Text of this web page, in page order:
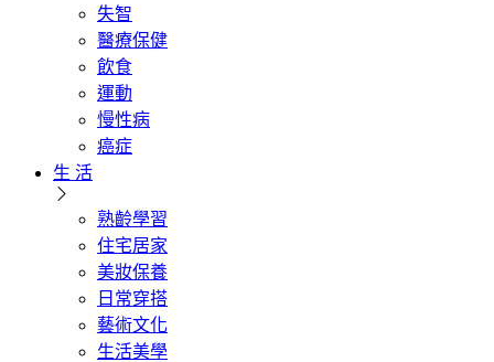
失智
醫療保健
飲食
運動
慢性病
癌症
生 活
熟齡學習
住宅居家
美妝保養
日常穿搭
藝術文化
生活美學